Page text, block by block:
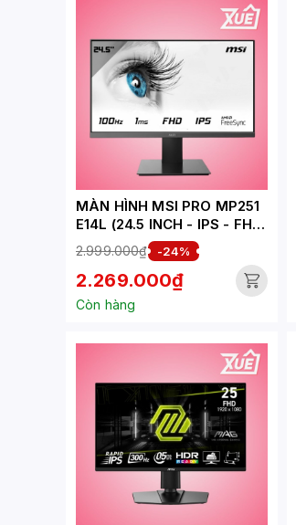
MÀN HÌNH MSI PRO MP251
E14L (24.5 INCH - IPS - FHD
- 144HZ - 1MS)
2.999.000₫ -24%
2.269.000₫
Còn hàng